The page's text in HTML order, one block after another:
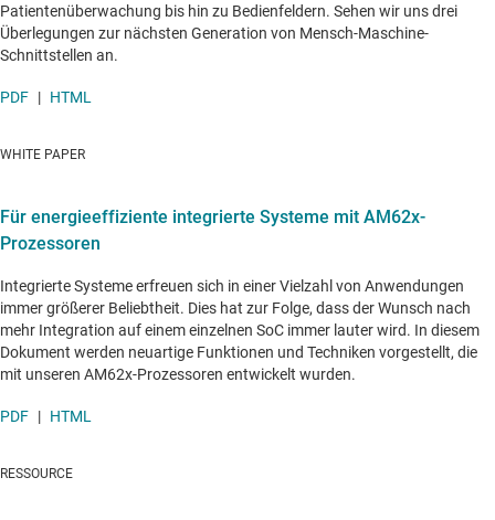
Patientenüberwachung bis hin zu Bedienfeldern. Sehen wir uns drei
Überlegungen zur nächsten Generation von Mensch-Maschine-
Schnittstellen an.
PDF | HTML
WHITE PAPER
Für energieeffiziente integrierte Systeme mit AM62x-
Prozessoren
Integrierte Systeme erfreuen sich in einer Vielzahl von Anwendungen
immer größerer Beliebtheit. Dies hat zur Folge, dass der Wunsch nach
mehr Integration auf einem einzelnen SoC immer lauter wird. In diesem
Dokument werden neuartige Funktionen und Techniken vorgestellt, die
mit unseren AM62x-Prozessoren entwickelt wurden.
PDF | HTML
RESSOURCE